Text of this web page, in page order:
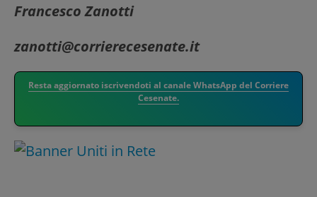
Francesco Zanotti
zanotti@corrierecesenate.it
Resta aggiornato iscrivendoti al canale WhatsApp del Corriere
Cesenate.